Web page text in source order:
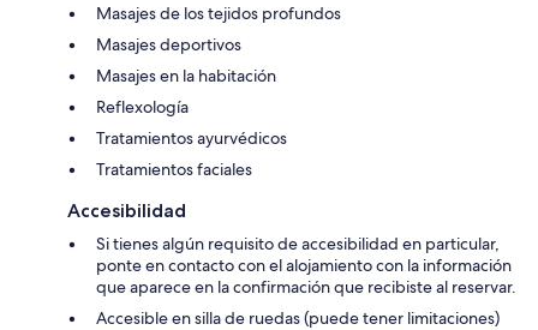
Masajes de los tejidos profundos
Masajes deportivos
Masajes en la habitación
Reflexología
Tratamientos ayurvédicos
Tratamientos faciales
Accesibilidad
Si tienes algún requisito de accesibilidad en particular,
ponte en contacto con el alojamiento con la información
que aparece en la confirmación que recibiste al reservar.
Accesible en silla de ruedas (puede tener limitaciones)